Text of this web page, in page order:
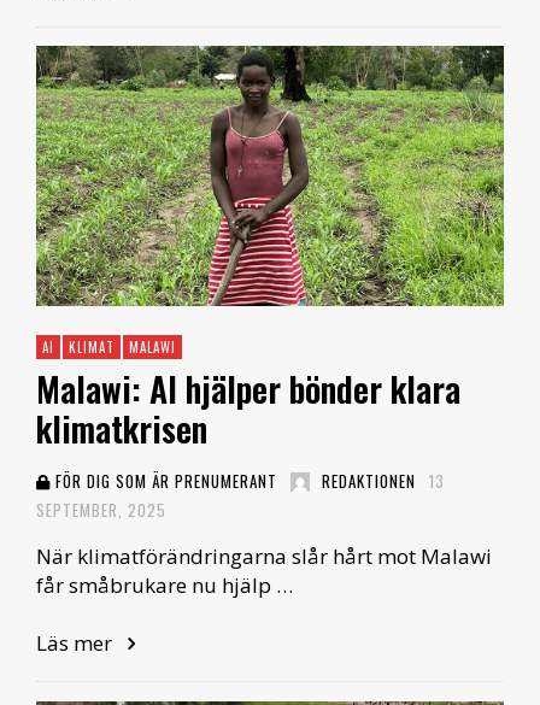
AI KLIMAT MALAWI
Malawi: AI hjälper bönder klara
klimatkrisen
FÖR DIG SOM ÄR PRENUMERANT REDAKTIONEN 13
SEPTEMBER, 2025
När klimatförändringarna slår hårt mot Malawi
får småbrukare nu hjälp …
Läs mer